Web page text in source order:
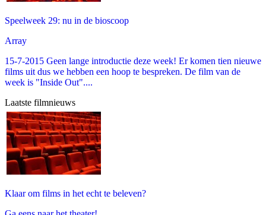
Speelweek 29: nu in de bioscoop
Array
15-7-2015 Geen lange introductie deze week! Er komen tien nieuwe
films uit dus we hebben een hoop te bespreken. De film van de
week is "Inside Out"....
Laatste filmnieuws
Klaar om films in het echt te beleven?